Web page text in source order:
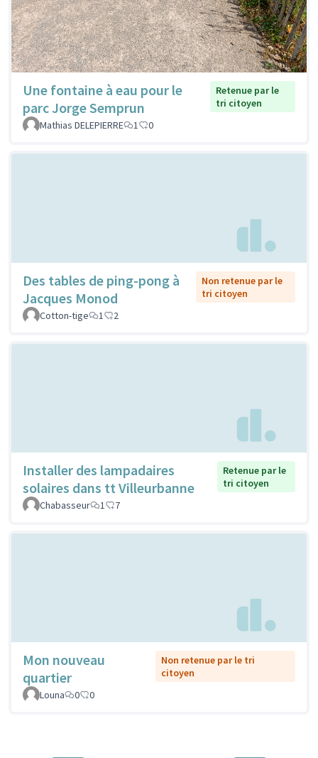
Une fontaine à eau pour le
parc Jorge Semprun
Retenue par le
tri citoyen
Mathias DELEPIERRE
1 0
Des tables de ping-pong à
Jacques Monod
Non retenue par le
tri citoyen
Cotton-tige
1 2
Installer des lampadaires
solaires dans tt Villeurbanne
Retenue par le
tri citoyen
Chabasseur
1 7
Mon nouveau
quartier
Non retenue par le tri
citoyen
Louna
0 0